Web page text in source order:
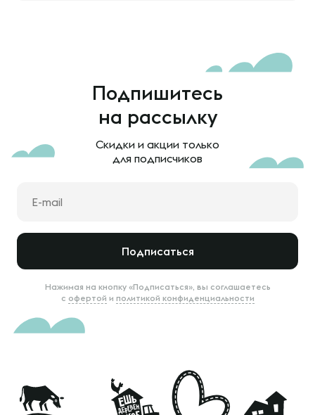
Подпишитесь
на рассылку
Скидки и акции только
для подписчиков
Подписаться
Нажимая на кнопку «Подписаться», вы соглашаетесь
с офертой и политикой конфиденциальности